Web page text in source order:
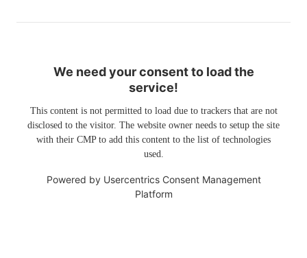
We need your consent to load the
service!
This content is not permitted to load due to trackers that are not
disclosed to the visitor. The website owner needs to setup the site
with their CMP to add this content to the list of technologies
used.
Powered by Usercentrics Consent Management
Platform